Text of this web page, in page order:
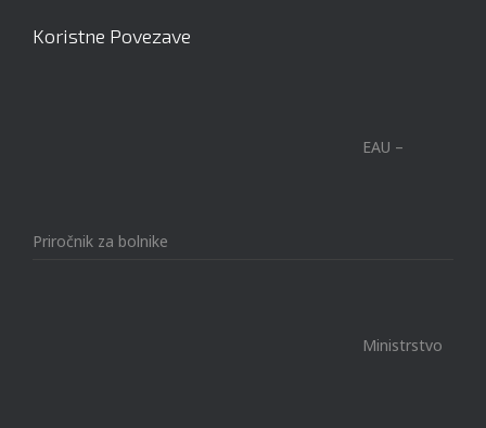
Koristne Povezave
EAU –
Priročnik za bolnike
Ministrstvo